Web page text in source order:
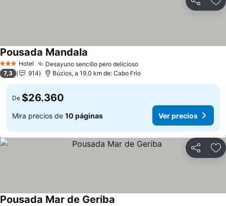
Compartir
3 Estrellas
Hotel Desayuno sencillo pero deliciosoVer precios
Pousada Mandala
7,3 914 Búzios, a 19.0 km de: Cabo Frio
De $26.360
Mira precios de 10 páginas Ver precios
Compartir
Pousada Mar de Geriba